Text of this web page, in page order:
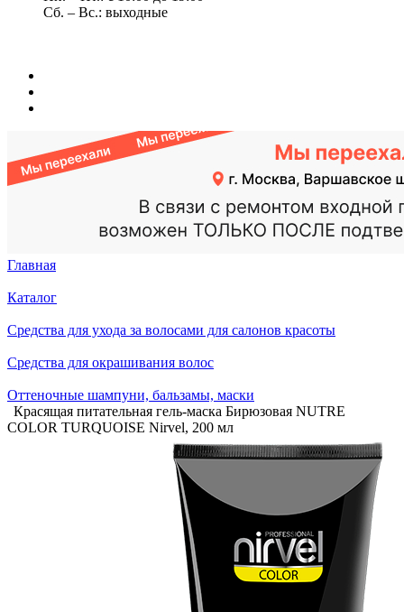
Сб. – Вс.: выходные
Главная
Каталог
Средства для ухода за волосами для салонов красоты
Средства для окрашивания волос
Оттеночные шампуни, бальзамы, маски
Красящая питательная гель-маска Бирюзовая NUTRE
COLOR TURQUOISE Nirvel, 200 мл